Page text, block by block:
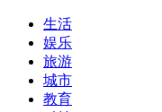
生活
娱乐
旅游
城市
教育